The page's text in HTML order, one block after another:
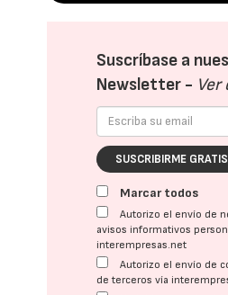
Suscríbase a
Newsletter - Ver
SUSCRIBIRME GRATIS
Marcar todos
Autorizo el envío de
avisos informativos
interempresas.net
Autorizo el envío de
de terceros vía